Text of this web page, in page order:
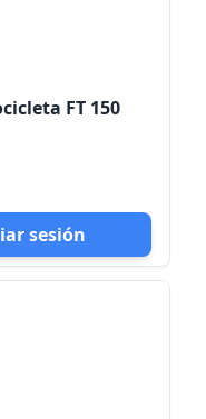
FT 150
sesión